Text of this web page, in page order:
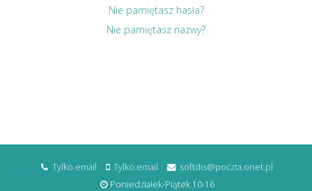
Nie pamiętasz hasła?
Nie pamiętasz nazwy?
Tylko email Tylko email
softdis@poczta.onet.pl
Poniedziałek-Piątek 10-16